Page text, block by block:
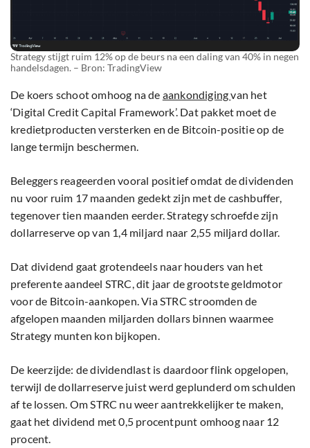
Strategy stijgt ruim 12% op de beurs na een daling van 40% in negen
handelsdagen. – Bron: TradingView
De koers schoot omhoog na de aankondigingvan het
‘Digital Credit Capital Framework’. Dat pakket moet de
kredietproducten versterken en de Bitcoin-positie op de
lange termijn beschermen.
Beleggers reageerden vooral positief omdat de dividenden
nu voor ruim 17 maanden gedekt zijn met de cashbuffer,
tegenover tien maanden eerder. Strategy schroefde zijn
dollarreserve op van 1,4 miljard naar 2,55 miljard dollar.
Dat dividend gaat grotendeels naar houders van het
preferente aandeel STRC, dit jaar de grootste geldmotor
voor de Bitcoin-aankopen. Via STRC stroomden de
afgelopen maanden miljarden dollars binnen waarmee
Strategy munten kon bijkopen.
De keerzijde: de dividendlast is daardoor flink opgelopen,
terwijl de dollarreserve juist werd geplunderd om schulden
af te lossen. Om STRC nu weer aantrekkelijker te maken,
gaat het dividend met 0,5 procentpunt omhoog naar 12
procent.